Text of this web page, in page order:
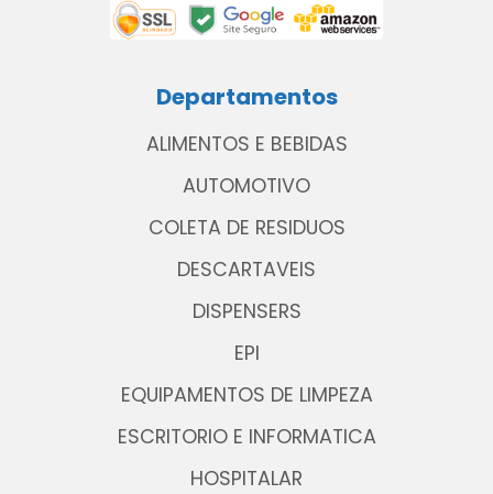
Departamentos
ALIMENTOS E BEBIDAS
AUTOMOTIVO
COLETA DE RESIDUOS
DESCARTAVEIS
DISPENSERS
EPI
EQUIPAMENTOS DE LIMPEZA
ESCRITORIO E INFORMATICA
HOSPITALAR